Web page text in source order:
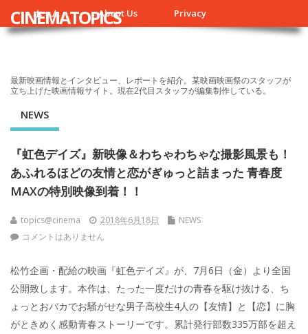
ホーム About Us Privacy
CINEMATOPICS
最新映画情報とインタビュー、レポートを紹介。某映画映画祭のスタッフが
立ち上げた映画情報サイト。現在2代目スタッフが編集制作している。
NEWS
『虹色デイズ』新映像＆わちゃわちゃな撮影風景も！
あふれるほどの友情と恋がぎゅっと詰まった 青春度
MAXの特別映像到着！！
topics@cinema 2018年6月18日
NEWS
コメントはありません
松竹企画・配給の映画『虹色デイズ』が、7月6日（金）より全国
公開致します。本作は、たった一度だけの青春を駆け抜ける、ち
ょっとおバカでお騒がせな男子高校生4人の【友情】と【恋】に胸
がときめく感動青春ストーリーです。累計発行部数335万部を超え